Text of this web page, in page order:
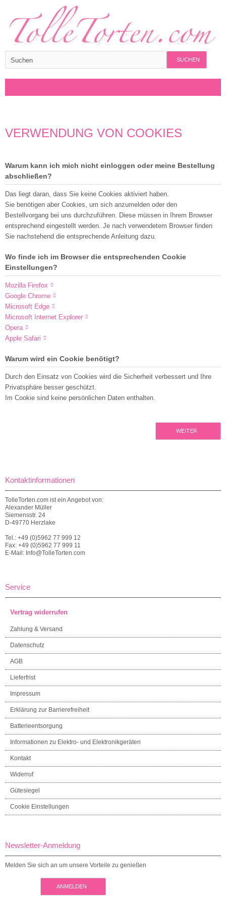
SUCHEN
VERWENDUNG VON COOKIES
Warum kann ich mich nicht einloggen oder meine Bestellung
abschließen?
Das liegt daran, dass Sie keine Cookies aktiviert haben.
Sie benötigen aber Cookies, um sich anzumelden oder den
Bestellvorgang bei uns durchzuführen. Diese müssen in Ihrem Browser
entsprechend eingestellt werden. Je nach verwendetem Browser finden
Sie nachstehend die entsprechende Anleitung dazu.
Wo finde ich im Browser die entsprechenden Cookie
Einstellungen?
Mozilla Firefox
Google Chrome
Microsoft Edge
Microsoft Internet Explorer
Opera
Apple Safari
Warum wird ein Cookie benötigt?
Durch den Einsatz von Cookies wird die Sicherheit verbessert und Ihre
Privatsphäre besser geschützt.
Im Cookie sind keine persönlichen Daten enthalten.
WEITER
Kontaktinformationen
TolleTorten.com ist ein Angebot von:
Alexander Müller
Siemensstr. 24
D-49770 Herzlake
Tel.: +49 (0)5962 77 999 12
Fax: +49 (0)5962 77 999 11
E-Mail: Info@TolleTorten.com
Service
Vertrag widerrufen
Zahlung & Versand
Datenschutz
AGB
Lieferfrist
Impressum
Erklärung zur Barrierefreiheit
Batterieentsorgung
Informationen zu Elektro- und Elektronikgeräten
Kontakt
Widerruf
Gütesiegel
Cookie Einstellungen
Newsletter-Anmeldung
Melden Sie sich an um unsere Vorteile zu genießen
ANMELDEN